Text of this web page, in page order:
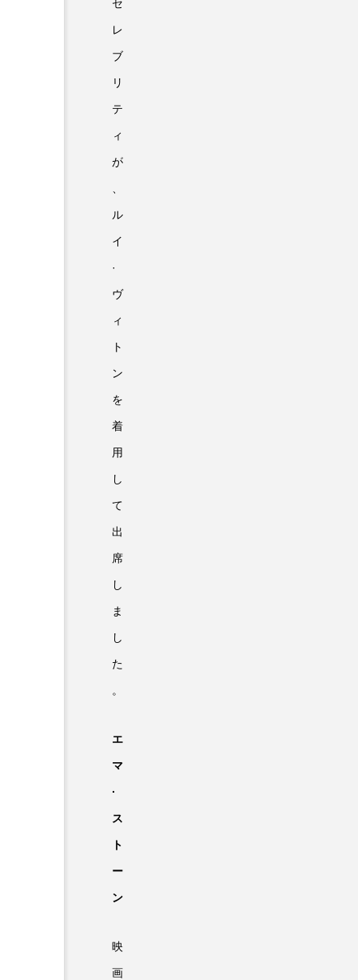
セ
レ
ブ
リ
テ
ィ
が
ル
イ
·
ヴ
ィ
ト
ン
を
着
用
し
て
出
席
し
ま
し
た
。
エ
マ
·
ス
ト
ー
ン
映
画